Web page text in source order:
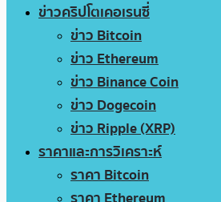
ข่าวคริปโตเคอเรนซี่
ข่าว Bitcoin
ข่าว Ethereum
ข่าว Binance Coin
ข่าว Dogecoin
ข่าว Ripple (XRP)
ราคาและการวิเคราะห์
ราคา Bitcoin